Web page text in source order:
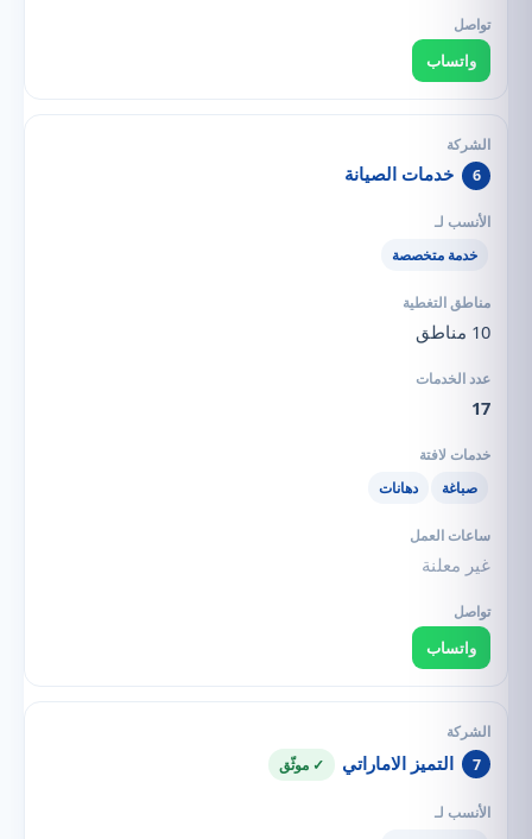
واتساب
6 خدمات الصيانة
خدمة متخصصة
10 مناطق
17
صباغة دهانات
غير معلنة
واتساب
7 التميز الاماراتي ✓ موثّق